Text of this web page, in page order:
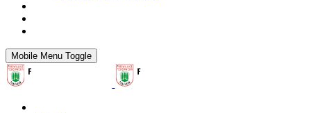
Mobile Menu Toggle